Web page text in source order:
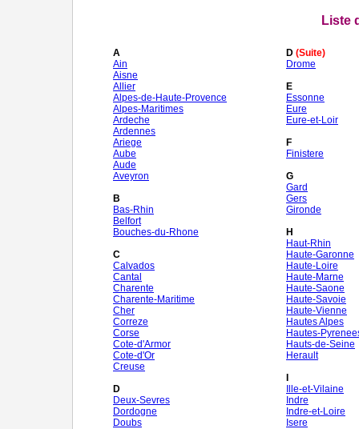
Liste
A
Ain
Aisne
Allier
Alpes-de-Haute-Provence
Alpes-Maritimes
Ardeche
Ardennes
Ariege
Aube
Aude
Aveyron
B
Bas-Rhin
Belfort
Bouches-du-Rhone
C
Calvados
Cantal
Charente
Charente-Maritime
Cher
Correze
Corse
Cote-d'Armor
Cote-d'Or
Creuse
D
Deux-Sevres
Dordogne
Doubs
D (Suite)
Drome
E
Essonne
Eure
Eure-et-Loir
F
Finistere
G
Gard
Gers
Gironde
H
Haut-Rhin
Haute-Garonne
Haute-Loire
Haute-Marne
Haute-Saone
Haute-Savoie
Haute-Vienne
Hautes Alpes
Hautes-
Hauts-de-Seine
Herault
Ille-et-Vilaine
Indre
Indre-et-Loire
Isere